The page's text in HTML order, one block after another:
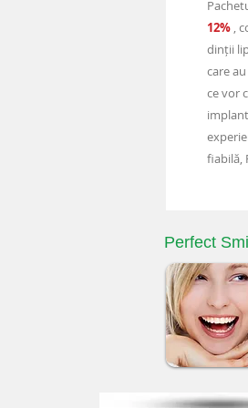
12% ,
dinții
care
ce vor
fiabilă,
Perfect